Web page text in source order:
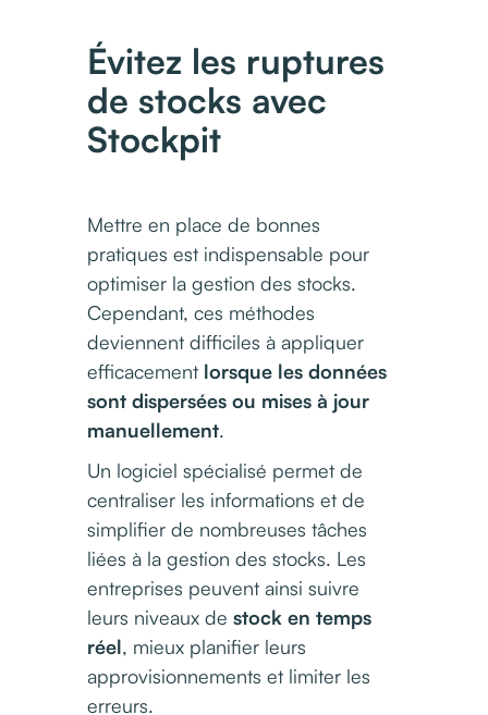
Évitez les ruptures
de stocks avec
Stockpit
Mettre en place de bonnes
pratiques est indispensable pour
optimiser la gestion des stocks.
Cependant, ces méthodes
deviennent difficiles à appliquer
efficacement lorsque les données
sont dispersées ou mises à jour
manuellement.
Un logiciel spécialisé permet de
centraliser les informations et de
simplifier de nombreuses tâches
liées à la gestion des stocks. Les
entreprises peuvent ainsi suivre
leurs niveaux de stock en temps
réel, mieux planifier leurs
approvisionnements et limiter les
erreurs.